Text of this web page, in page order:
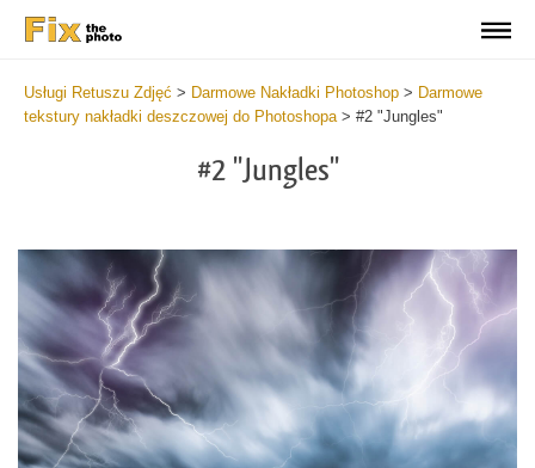
Usługi Retuszu Zdjęć > Darmowe Nakładki Photoshop > Darmowe
tekstury nakładki deszczowej do Photoshopa> #2 "Jungles"
#2 "Jungles"